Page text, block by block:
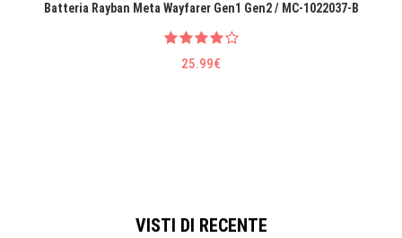
Batteria Rayban Meta Wayfarer Gen1 Gen2 / MC-1022037-B
25.99€
VISTI DI RECENTE